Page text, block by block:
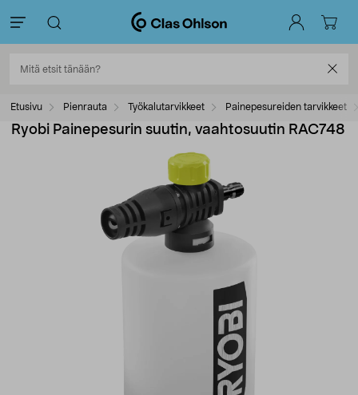
Etusivu Pienrauta Työkalutarvikkeet Painepesureiden tarvikkeet
Ryobi Painepesurin suutin, vaahtosuutin RAC748